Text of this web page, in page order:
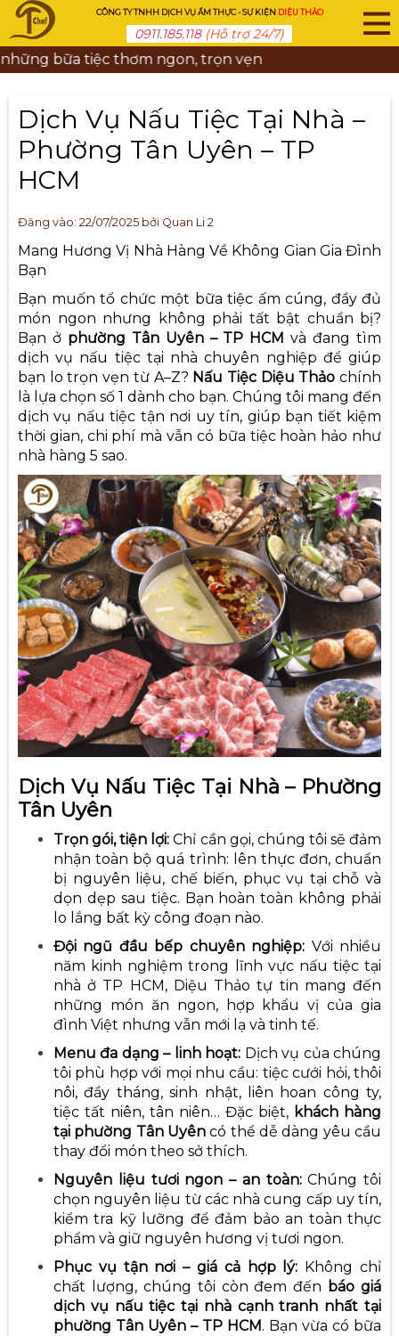
CÔNG TY TNHH DỊCH VỤ ẨM THỰC - SỰ KIỆN DIỆU THẢO
0911.185.118 (Hỗ trợ 24/7)
bữa tiệc thơm ngon, trọn vẹn
Dịch Vụ Nấu Tiệc Tại Nhà –
Phường Tân Uyên – TP
HCM
Đăng vào: 22/07/2025 bởi Quan Li 2
Mang Hương Vị Nhà Hàng Về Không Gian Gia Đình
Bạn
Bạn muốn tổ chức một bữa tiệc ấm cúng, đầy đủ
món ngon nhưng không phải tất bật chuẩn bị?
Bạn ở phường Tân Uyên – TP HCM và đang tìm
dịch vụ nấu tiệc tại nhà chuyên nghiệp để giúp
bạn lo trọn vẹn từ A–Z? Nấu Tiệc Diệu Thảo chính
là lựa chọn số 1 dành cho bạn. Chúng tôi mang đến
dịch vụ nấu tiệc tận nơi uy tín, giúp bạn tiết kiệm
thời gian, chi phí mà vẫn có bữa tiệc hoàn hảo như
nhà hàng 5 sao.
Dịch Vụ Nấu Tiệc Tại Nhà – Phường
Tân Uyên
Trọn gói, tiện lợi:Chỉ cần gọi, chúng tôi sẽ đảm
nhận toàn bộ quá trình: lên thực đơn, chuẩn
bị nguyên liệu, chế biến, phục vụ tại chỗ và
dọn dẹp sau tiệc. Bạn hoàn toàn không phải
lo lắng bất kỳ công đoạn nào.
Đội ngũ đầu bếp chuyên nghiệp: Với nhiều
năm kinh nghiệm trong lĩnh vực nấu tiệc tại
nhà ở TP HCM , Diệu Thảo tự tin mang đến
những món ăn ngon, hợp khẩu vị của gia
đình Việt nhưng vẫn mới lạ và tinh tế.
Menu đa dạng – linh hoạt: Dịch vụ của chúng
tôi phù hợp với mọi nhu cầu: tiệc cưới hỏi, thôi
nôi, đầy tháng, sinh nhật, liên hoan công ty,
tiệc tất niên, tân niên… Đặc biệt, khách hàng
tại phường Tân Uyên có thể dễ dàng yêu cầu
thay đổi món theo sở thích.
Nguyên liệu tươi ngon – an toàn:Chúng tôi
chọn nguyên liệu từ các nhà cung cấp uy tín,
kiểm tra kỹ lưỡng để đảm bảo an toàn thực
phẩm và giữ nguyên hương vị tươi ngon.
Phục vụ tận nơi – giá cả hợp lý: Không chỉ
chất lượng, chúng tôi còn đem đến báo giá
dịch vụ nấu tiệc tại nhà cạnh tranh nhất tại
phường Tân Uyên – TP HCM . Bạn vừa có bữa